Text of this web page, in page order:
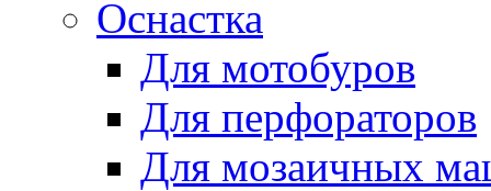
Оснастка
Для мотобуров
Для перфораторов
Для мозаичных